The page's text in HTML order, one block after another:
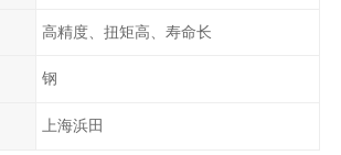
高精度、扭矩高、寿命长
钢
上海浜田